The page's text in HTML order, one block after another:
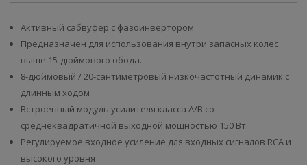
Активный сабвуфер с фазоинвертором
Предназначен для использования внутри запасных колес
выше 15-дюймового обода.
8-дюймовый / 20-сантиметровый низкочастотный динамик с
длинным ходом
Встроенный модуль усилителя класса A/B со
среднеквадратичной выходной мощностью 150 Вт.
Регулируемое входное усиление для входных сигналов RCA и
высокого уровня